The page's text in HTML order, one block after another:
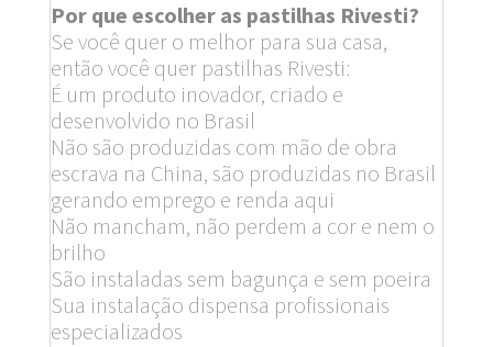
Por que escolher as pastilhas Rivesti?
Se você quer o melhor para sua casa,
então você quer pastilhas Rivesti:
É um produto inovador, criado e
desenvolvido no Brasil
Não são produzidas com mão de obra
escrava na China, são produzidas no Brasil
gerando emprego e renda aqui
Não mancham, não perdem a cor e nem o
brilho
São instaladas sem bagunça e sem poeira
Sua instalação dispensa profissionais
especializados